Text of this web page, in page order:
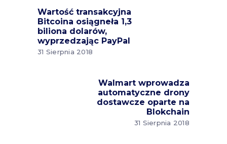
Wartość transakcyjna
Bitcoina osiągneła 1,3
biliona dolarów,
wyprzedzając PayPal
31 Sierpnia 2018
Walmart wprowadza
automatyczne drony
dostawcze oparte na
Blokchain
31 Sierpnia 2018